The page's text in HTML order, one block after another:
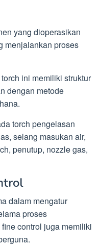
yang dioperasikan
menjalankan proses
ini memiliki struktur
dengan metode
torch pengelasan
selang masukan air,
penutup, nozzle gas,
dalam mengatur
proses
control juga memiliki